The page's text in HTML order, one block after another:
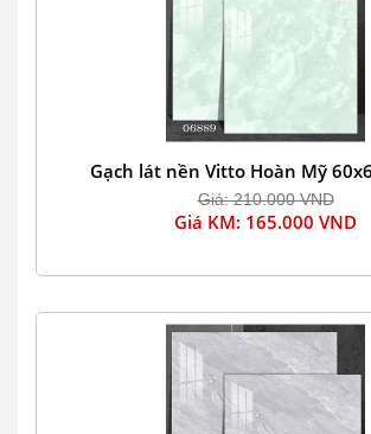
Gạch lát nền Vitto Hoàn Mỹ
Giá: 210.000 VND
Giá KM: 165.000 VND